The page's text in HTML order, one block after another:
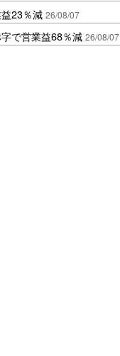
23％減 26/08/07
で営業益68％減 26/08/07